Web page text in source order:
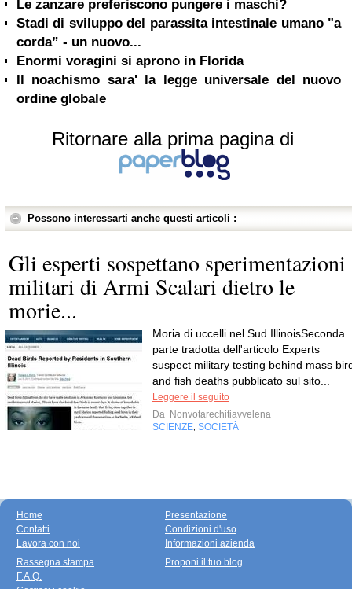
Le zanzare preferiscono pungere i maschi?
Stadi di sviluppo del parassita intestinale umano "a
corda” - un nuovo...
Enormi voragini si aprono in Florida
Il noachismo sara' la legge universale del nuovo
ordine globale
Ritornare alla prima pagina di
Possono interessarti anche questi articoli :
Gli esperti sospettano sperimentazioni
militari di Armi Scalari dietro le
morie...
Moria di uccelli nel Sud IllinoisSeconda
parte tradotta dell'articolo Experts
suspect military testing behind mass
and fish deaths pubblicato sul sito...
Leggere il seguito
Da Nonvotarechitiavvelena
SCIENZE SOCIETÀ
Home
Contatti
Lavora con noi
Presentazione
Condizioni d'uso
Informazioni azienda
Rassegna stampa
F.A.Q.
Proponi il tuo blog